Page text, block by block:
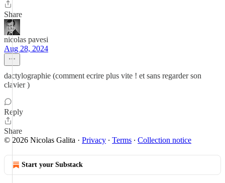
Share
nicolas pavesi
Aug 28, 2024
dactylographie (comment ecrire plus vite ! et sans regarder son
clavier )
Reply
Share
© 2026 Nicolas Galita · Privacy ∙ Terms ∙ Collection notice
Start your Substack